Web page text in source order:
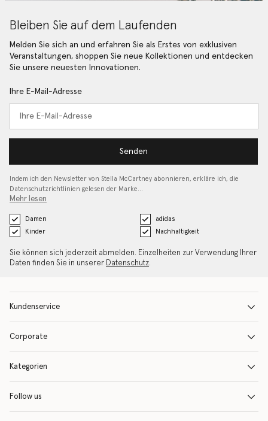
Bleiben Sie auf dem Laufenden
Melden Sie sich an und erfahren Sie als Erstes von exklusiven
Veranstaltungen, shoppen Sie neue Kollektionen und entdecken
Sie unsere neuesten Innovationen.
Ihre E-Mail-Adresse
Senden
Indem ich den Newsletter von Stella McCartney abonnieren, erkläre ich, die
Datenschutzrichtlinien gelesen der Marke…
Mehr lesen
Damen
adidas
Kinder
Nachhaltigkeit
Sie können sich jederzeit abmelden. Einzelheiten zur Verwendung Ihrer
Daten finden Sie in unserer Datenschutz.
Kundenservice
Corporate
Kategorien
Follow us